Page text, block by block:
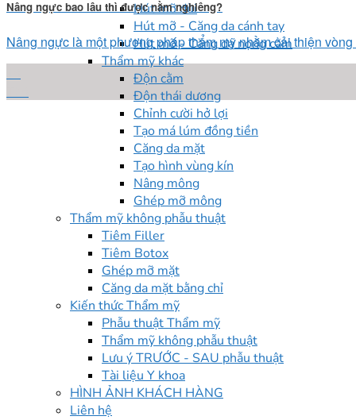
Hút mỡ đùi
Hút mỡ - Căng da cánh tay
Hút mỡ - Căng da nọng cằm
Thẩm mỹ khác
Độn cằm
Độn thái dương
Chỉnh cười hở lợi
Tạo má lúm đồng tiền
Căng da mặt
Tạo hình vùng kín
Nâng mông
Ghép mỡ mông
Thẩm mỹ không phẫu thuật
Tiêm Filler
Tiêm Botox
Ghép mỡ mặt
Căng da mặt bằng chỉ
Kiến thức Thẩm mỹ
Phẫu thuật Thẩm mỹ
Thẩm mỹ không phẫu thuật
Lưu ý TRƯỚC - SAU phẫu thuật
Tài liệu Y khoa
HÌNH ẢNH KHÁCH HÀNG
Liên hệ
Nâng ngực bao lâu thì được nằm nghiêng?
Nâng ngực là một phương pháp thẩm mỹ nhằm cải thiện vòng